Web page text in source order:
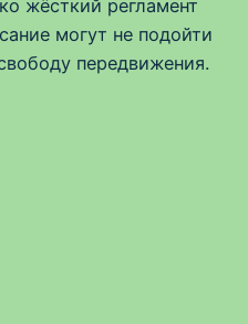
жёсткий регламент
могут не подойти
передвижения.